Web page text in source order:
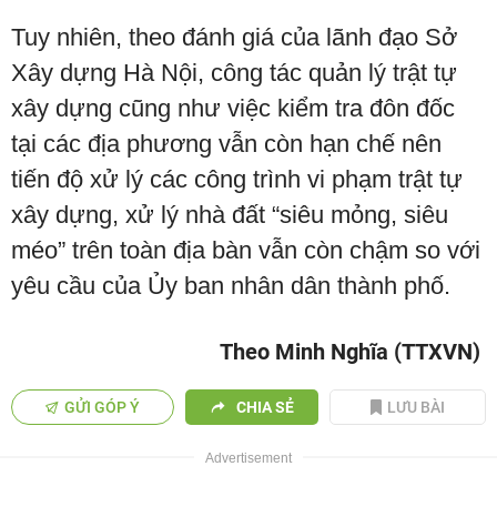
Tuy nhiên, theo đánh giá của lãnh đạo Sở
Xây dựng Hà Nội, công tác quản lý trật tự
xây dựng cũng như việc kiểm tra đôn đốc
tại các địa phương vẫn còn hạn chế nên
tiến độ xử lý các công trình vi phạm trật tự
xây dựng, xử lý nhà đất “siêu mỏng, siêu
méo” trên toàn địa bàn vẫn còn chậm so với
yêu cầu của Ủy ban nhân dân thành phố.
Theo Minh Nghĩa (TTXVN)
GỬI GÓP Ý CHIA SẺ LƯU BÀI